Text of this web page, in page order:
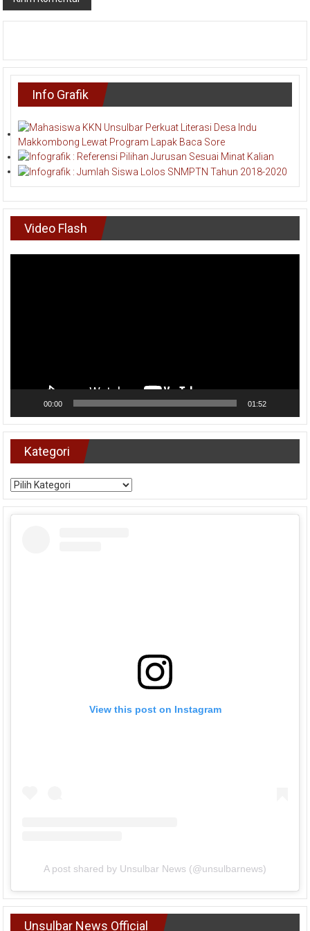
Info Grafik
Video Flash
00:00 01:52
Kategori
Kategori
View this post on Instagram
A post shared by Unsulbar News (@unsulbarnews)
Unsulbar News Official